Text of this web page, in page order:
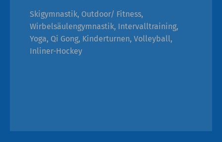
Skigymnastik, Outdoor/ Fitness,
Wirbelsäulengymnastik, Intervalltraining,
Yoga, Qi Gong, Kinderturnen, Volleyball,
Inliner-Hockey